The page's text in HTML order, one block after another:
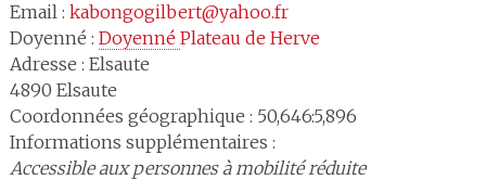
Email : kabongogilbert@yahoo.fr
Doyenné : Doyenné Plateau de Herve
Adresse : Elsaute
4890 Elsaute
Coordonnées géographique : 50,646:5,896
Informations supplémentaires :
Accessible aux personnes à mobilité réduite